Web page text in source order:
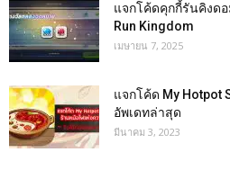
แจกโค้ดคุกกี้รันคิงด
Run Kingdom
เมษายน 7, 2025
แจกโค้ด My Hotpot
อัพเดทล่าสุด
มีนาคม 3, 2023